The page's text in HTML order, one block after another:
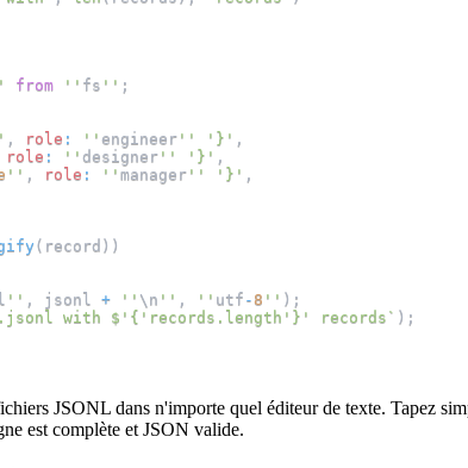
from '' fs '' ;
, role : '' engineer '' '}' ,
role : '' designer '' '}' ,
'' , role : '' manager '' '}' ,
( record ) )
'' , jsonl + '' \n '' , '' utf - 8 '' ) ;
with $'{'records.length'}' records ` ) ;
JSONL dans n'importe quel éditeur de texte. Tapez
est complète et JSON valide.